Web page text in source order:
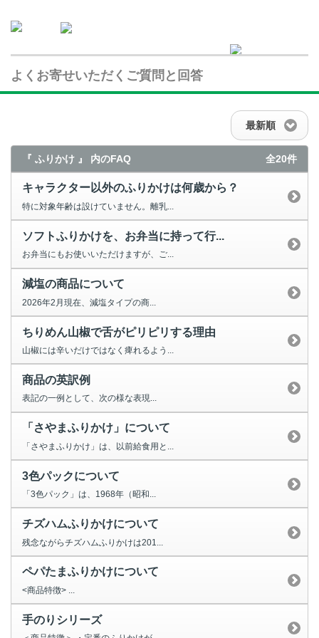
よくお寄せいただくご質問と回答
最新順
『 ふりかけ 』 内のFAQ 全20件
キャラクター以外のふりかけは何歳から？
特に対象年齢は設けていません。離乳...
ソフトふりかけを、お弁当に持って行...
お弁当にもお使いいただけますが、ご...
減塩の商品について
2026年2月現在、減塩タイプの商...
ちりめん山椒で舌がピリピリする理由
山椒には辛いだけではなく痺れるよう...
商品の英訳例
表記の一例として、次の様な表現...
「さやまふりかけ」について
「さやまふりかけ」は、以前給食用と...
3色パックについて
「3色パック」は、1968年（昭和...
チズハムふりかけについて
残念ながらチズハムふりかけは201...
ペパたまふりかけについて
<商品特徴> ...
手のりシリーズ